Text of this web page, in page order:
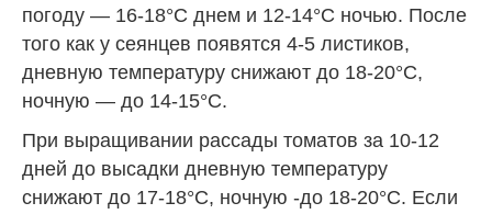
погоду — 16-18°С днем и 12-14°С ночью. После
того как у сеянцев появятся 4-5 листиков,
дневную температуру снижают до 18-20°С,
ночную — до 14-15°С.
При выращивании рассады томатов за 10-12
дней до высадки дневную температуру
снижают до 17-18°С, ночную -до 18-20°С. Если